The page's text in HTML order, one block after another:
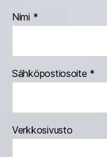
Nimi *
Sähköpostiosoite *
Verkkosivusto